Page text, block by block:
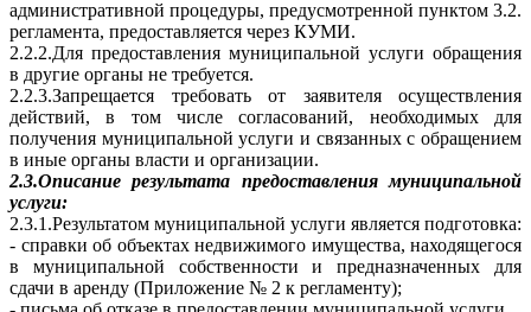
административной процедуры, предусмотренной пунктом 3.2.
регламента, предоставляется через КУМИ.
2.2.2.Для предоставления муниципальной услуги обращения
в другие органы не требуется.
2.2.3.Запрещается требовать от заявителя осуществления
действий, в том числе согласований, необходимых для
получения муниципальной услуги и связанных с обращением
в иные органы власти и организации.
2.3.Описание результата предоставления муниципальной
услуги:
2.3.1.Результатом муниципальной услуги является подготовка:
- справки об объектах недвижимого имущества, находящегося
в муниципальной собственности и предназначенных для
сдачи в аренду (Приложение № 2 к регламенту);